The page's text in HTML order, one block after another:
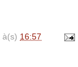
à(s) 16:57